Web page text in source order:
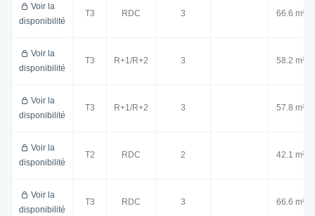
Voir la
disponibilité
T3 RDC 3 66.6 m²
Voir la
disponibilité
T3 R+1/R+2 3 58.2 m²
Voir la
disponibilité
T3 R+1/R+2 3 57.8 m²
Voir la
disponibilité
T2 RDC 2 42.1 m²
Voir la
disponibilité
T3 RDC 3 66.6 m²